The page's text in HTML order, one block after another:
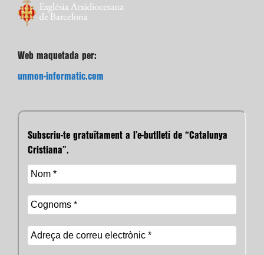
Web maquetada per:
unmon-informatic.com
Subscriu-te gratuïtament a l’e-butlletí de “Catalunya
Cristiana”.